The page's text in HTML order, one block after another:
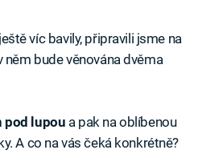
víc bavily, připravili jsme na
něm bude věnována dvěma
pod lupou a pak na oblíbenou
A co na vás čeká konkrétně?